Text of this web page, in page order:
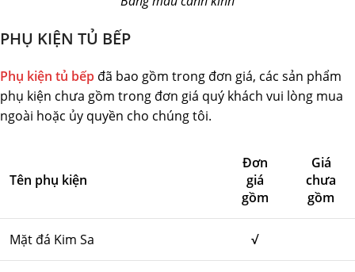
PHỤ KIỆN TỦ BẾP
Phụ kiện tủ bếp đã bao gồm trong đơn giá, các sản phẩm
phụ kiện chưa gồm trong đơn giá quý khách vui lòng mua
ngoài hoặc ủy quyền cho chúng tôi.
Tên phụ kiện
Đơn
giá
gồm
Giá
chưa
gồm
Mặt đá Kim Sa √